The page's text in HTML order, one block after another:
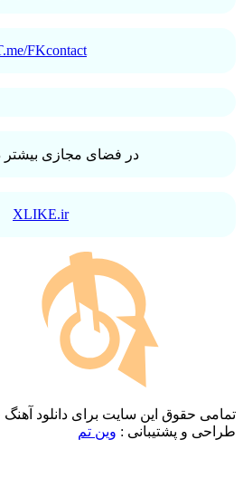
FKcontact
در فضای مجازی بیشتر
XLIKE.ir
تمامی حقوق این سایت برای دانلود
طراحی و پشتیبانی : وین تم